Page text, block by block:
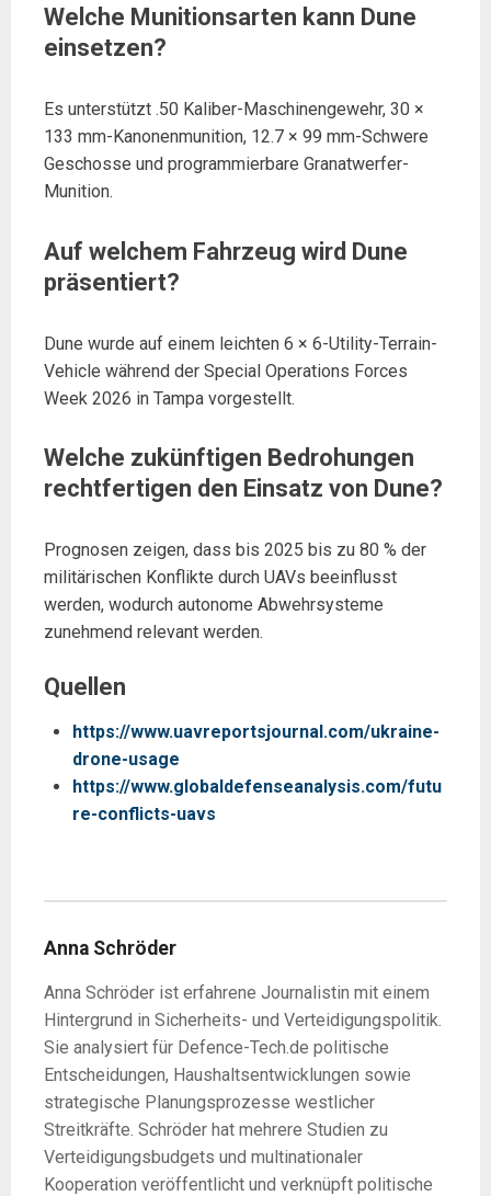
Welche Munitionsarten kann Dune
einsetzen?
Es unterstützt .50 Kaliber-Maschinengewehr, 30 ×
133 mm-Kanonenmunition, 12.7 × 99 mm-Schwere
Geschosse und programmierbare Granatwerfer-
Munition.
Auf welchem Fahrzeug wird Dune
präsentiert?
Dune wurde auf einem leichten 6 × 6-Utility-Terrain-
Vehicle während der Special Operations Forces
Week 2026 in Tampa vorgestellt.
Welche zukünftigen Bedrohungen
rechtfertigen den Einsatz von Dune?
Prognosen zeigen, dass bis 2025 bis zu 80 % der
militärischen Konflikte durch UAVs beeinflusst
werden, wodurch autonome Abwehrsysteme
zunehmend relevant werden.
Quellen
https://www.uavreportsjournal.com/ukraine-
drone-usage
https://www.globaldefenseanalysis.com/futu
re-conflicts-uavs
Anna Schröder
Anna Schröder ist erfahrene Journalistin mit einem
Hintergrund in Sicherheits- und Verteidigungspolitik.
Sie analysiert für Defence-Tech.de politische
Entscheidungen, Haushaltsentwicklungen sowie
strategische Planungsprozesse westlicher
Streitkräfte. Schröder hat mehrere Studien zu
Verteidigungsbudgets und multinationaler
Kooperation veröffentlicht und verknüpft politische